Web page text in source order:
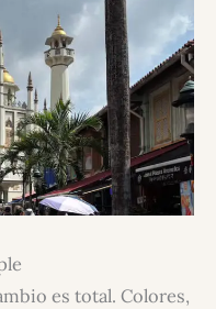
es total. Colores,